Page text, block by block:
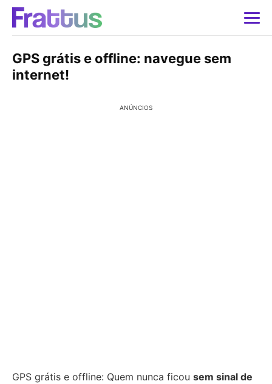
GPS grátis e offline: navegue sem
internet!
ANÚNCIOS
GPS grátis e offline: Quem nunca ficou sem sinal de